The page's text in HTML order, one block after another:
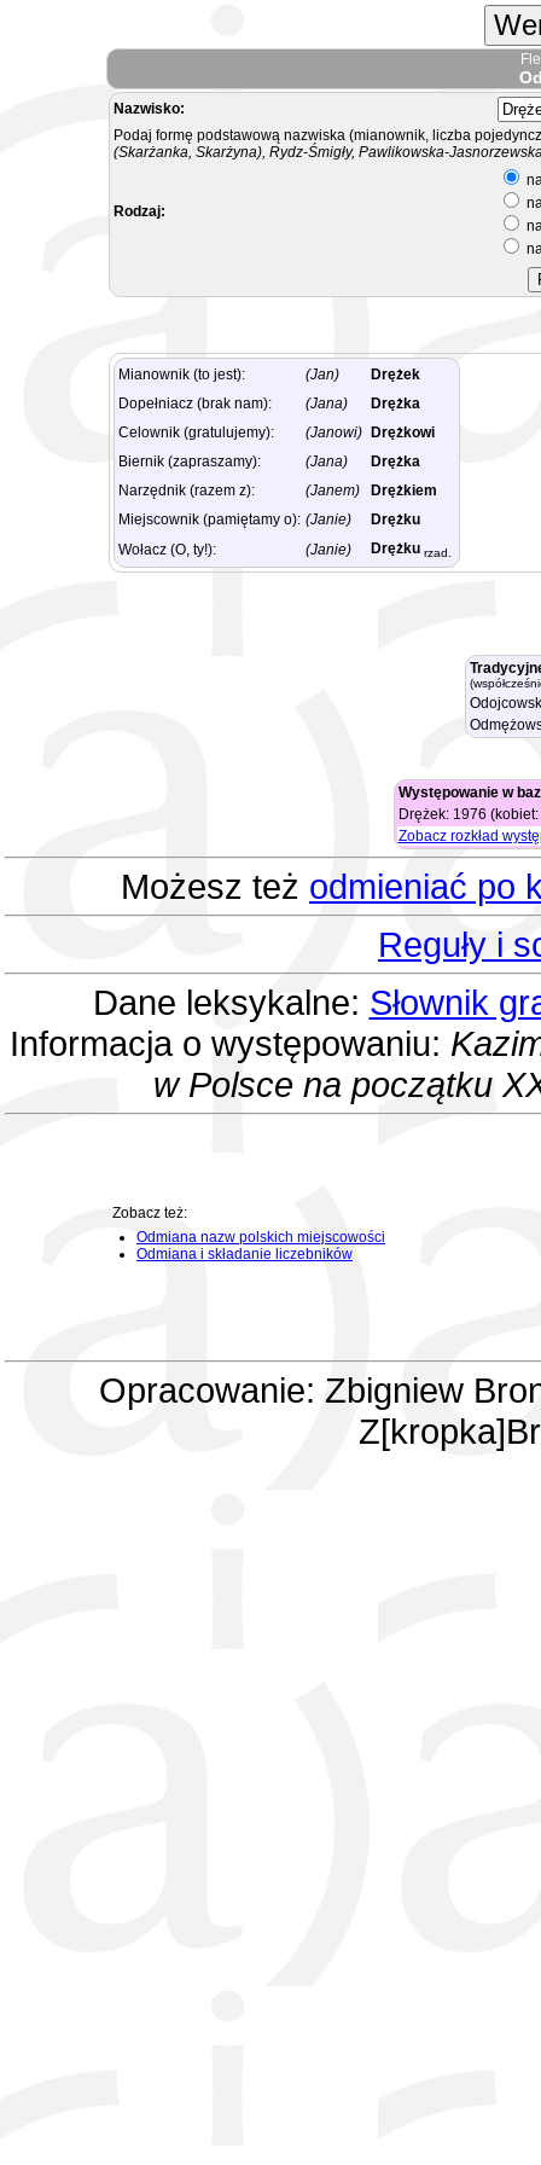
Nazwisko:
Podaj formę podstawową nazwiska (mianownik, liczba
(Skarżanka, Skarżyna), Rydz-Śmigły, Pawlikowska-
Rodzaj:
Mianownik (to jest): (Jan)
Drężek
Dopełniacz (brak nam):
(Jana)
Drężka
Celownik (gratulujemy):
(Janowi)
Drężkowi
Biernik (zapraszamy):
(Jana)
Drężka
Narzędnik (razem z):
(Janem)
Drężkiem
Miejscownik (pamiętamy o): (Janie)
Drężku
Wołacz (O, ty!):
(Janie) Drężku rzad.
Występowanie w
Drężek: 1976
Zobacz rozkład
Możesz też odmieniać po
Reguły i
Dane leksykalne: Słownik
Informacja o występowaniu:
w Polsce na początku
Zobacz też:
Odmiana nazw polskich miejscowości
Odmiana i składanie liczebników
Opracowanie: Zbigniew